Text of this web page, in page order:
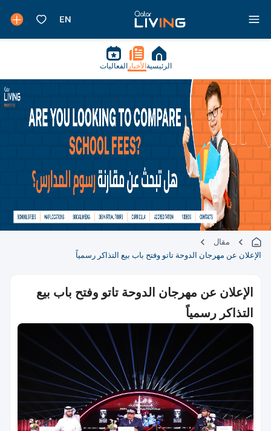
الرئيسية الأخبار الفعاليات
مقال
الإعلان عن مهرجان الدوحة تاتو وفتح باب بيع التذاكر رسمياً
الإعلان عن مهرجان الدوحة تاتو وفتح باب بيع
التذاكر رسمياً